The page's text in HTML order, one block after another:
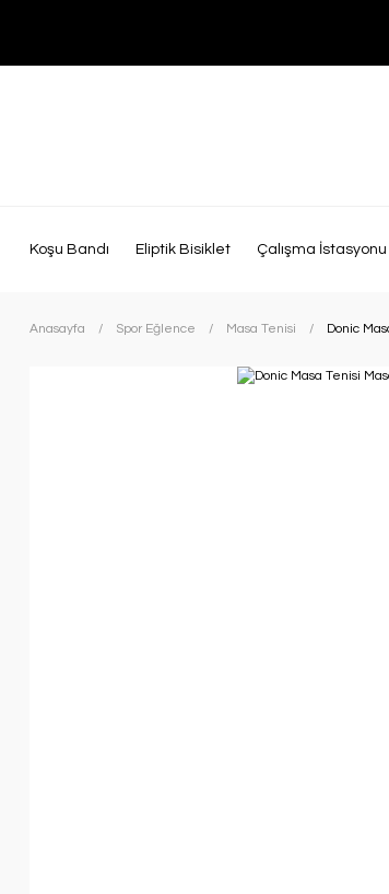
Koşu Bandı Eliptik Bisiklet Çalışma İstasyonu
Anasayfa Spor Eğlence Masa Tenisi Donic